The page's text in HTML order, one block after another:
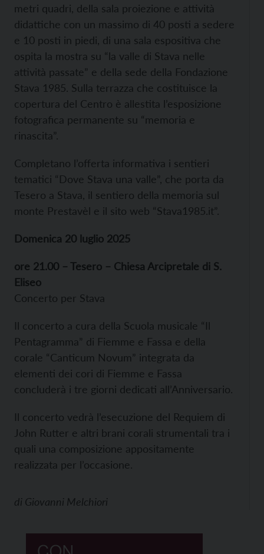
metri quadri, della sala proiezione e attività
didattiche con un massimo di 40 posti a sedere
e 10 posti in piedi, di una sala espositiva che
ospita la mostra su “la valle di Stava nelle
attività passate” e della sede della Fondazione
Stava 1985. Sulla terrazza che costituisce la
copertura del Centro è allestita l’esposizione
fotografica permanente su “memoria e
rinascita”.
Completano l’offerta informativa i sentieri
tematici “Dove Stava una valle”, che porta da
Tesero a Stava, il sentiero della memoria sul
monte Prestavèl e il sito web “Stava1985.it”.
Domenica 20 luglio 2025
ore 21.00 – Tesero – Chiesa Arcipretale di S.
Eliseo
Concerto per Stava
Il concerto a cura della Scuola musicale “Il
Pentagramma” di Fiemme e Fassa e della
corale “Canticum Novum” integrata da
elementi dei cori di Fiemme e Fassa
concluderà i tre giorni dedicati all’Anniversario.
Il concerto vedrà l’esecuzione del Requiem di
John Rutter e altri brani corali strumentali tra i
quali una composizione appositamente
realizzata per l’occasione.
di Giovanni Melchiori